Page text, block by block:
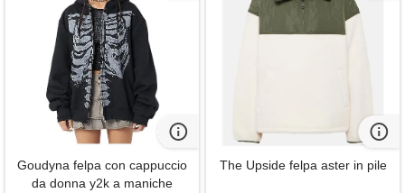
Goudyna felpa con cappuccio
da donna y2k a maniche
The Upside felpa aster in pile